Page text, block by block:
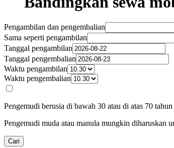
Pengambilan dan pengembalian
Sama seperti pengambilan
Tanggal pengambilan
Tanggal pengembalian
Waktu pengambilan
Waktu pengembalian
Pengemudi berusia di bawah 30 atau di atas 70 tahun
Pengemudi muda atau manula mungkin diharuskan
Cari